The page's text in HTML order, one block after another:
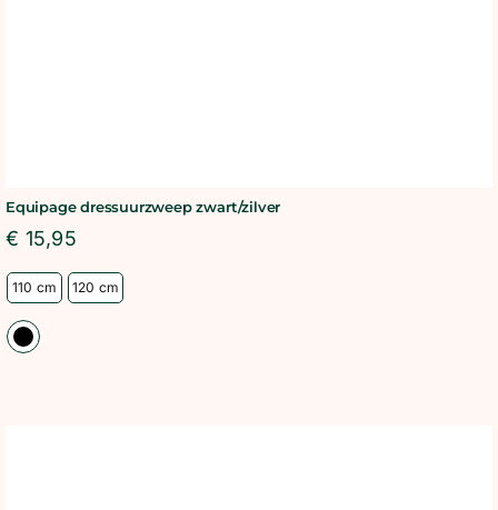
Equipage dressuurzweep zwart/zilver
€ 15,95
110 cm 120 cm